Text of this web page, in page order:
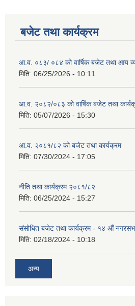
बजेट तथा कार्यक्रम
आ.व. ०८३/ ०८४ को वार्षिक बजेट तथा आय
मिति: 06/25/2026 - 10:11
आ.व. २०८२/०८३ को वार्षिक बजेट तथा
मिति: 05/07/2026 - 15:30
आ.व. २०८१/८२ को बजेट तथा कार्यक्रम
मिति: 07/30/2024 - 17:05
नीति तथा कार्यक्रम २०८१/८२
मिति: 06/25/2024 - 15:27
संसोधित बजेट तथा कार्यक्रम - १४ औं
मिति: 02/18/2024 - 10:18
अन्य